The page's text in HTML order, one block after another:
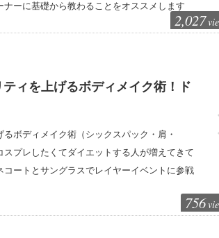
ーに基礎から教わることをオススメします
2,027
ィを上げるボディメイク術！ド
ボディメイク術（シックスパック・肩・
プレしたくてダイエットする人が増えてきて
ートとサングラスでレイヤーイベントに参戦
756